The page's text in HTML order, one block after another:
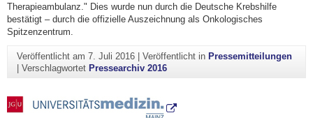
Therapieambulanz." Dies wurde nun durch die Deutsche Krebshilfe
bestätigt – durch die offizielle Auszeichnung als Onkologisches
Spitzenzentrum.
Veröffentlicht am 7. Juli 2016| Veröffentlicht in Pressemitteilungen
Verschlagwortet Pressearchiv 2016